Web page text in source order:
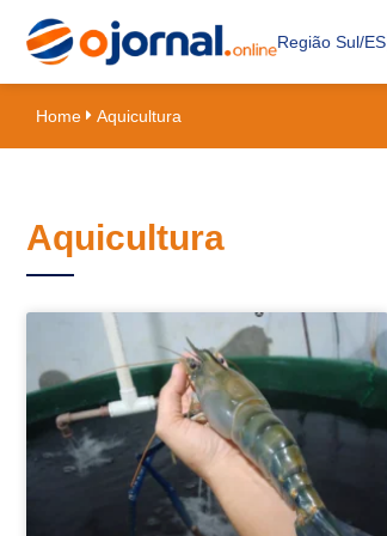
Região Sul/ES
Home Aquicultura
Aquicultura